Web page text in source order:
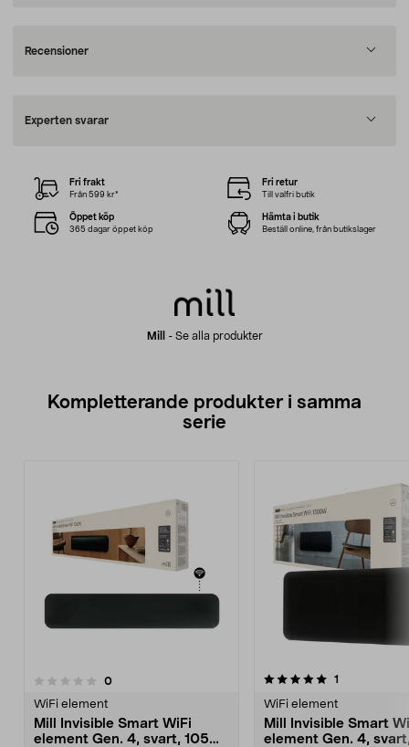
Recensioner
Experten svarar
Mill - Se alla produkter
Fri frakt
Från 599 kr*
Fri retur
Till valfri butik
Öppet köp
365 dagar öppet köp
Hämta i butik
Beställ online, från butikslager
Kompletterande produkter i samma
serie
0recensioner
WiFi element
Mill Invisible Smart WiFi
element Gen. 4, svart, 1050
5.0av 5 stjärnor 1
WiFi element
Mill Invisible Smart
element Gen. 4,